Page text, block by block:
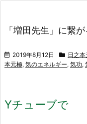
「増田先生」に繋
2019年8月12日 日之
本元極, 気のエネルギー, 気功,
Yチューブで